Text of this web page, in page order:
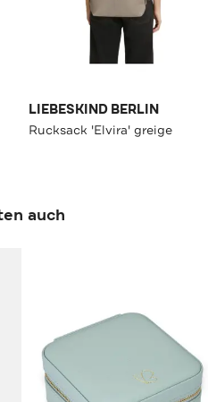
LIEBESKIND BERLIN
Rucksack 'Elvira' greige
auch